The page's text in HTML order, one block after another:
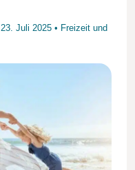
23. Juli 2025 • Freizeit und